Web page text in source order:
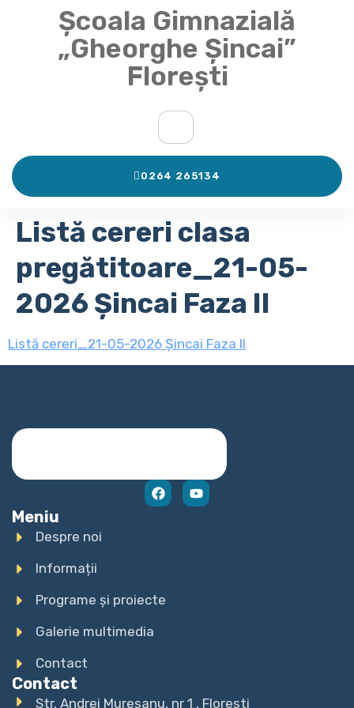
Școala Gimnazială
„Gheorghe Șincai”
Florești
0264 265134
Listă cereri clasa
pregătitoare_21-05-
2026 Șincai Faza II
Listă cereri_21-05-2026 Șincai Faza II
Meniu
Despre noi
Informații
Programe și proiecte
Galerie multimedia
Contact
Contact
Str. Andrei Mureșanu, nr 1 , Florești